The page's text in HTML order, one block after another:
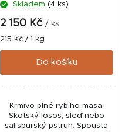
Skladem (4 ks)
2 150 Kč / ks
Měrná
cena:
215 Kč / 1 kg
Do košíku
Krmivo plné rybího masa.
Skotský losos, sleď nebo
salisburský pstruh. Spousta